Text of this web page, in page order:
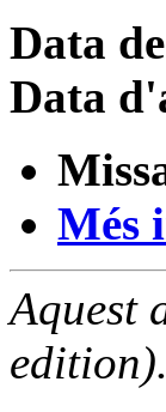
Data
Data
Més
Aquest
edition).